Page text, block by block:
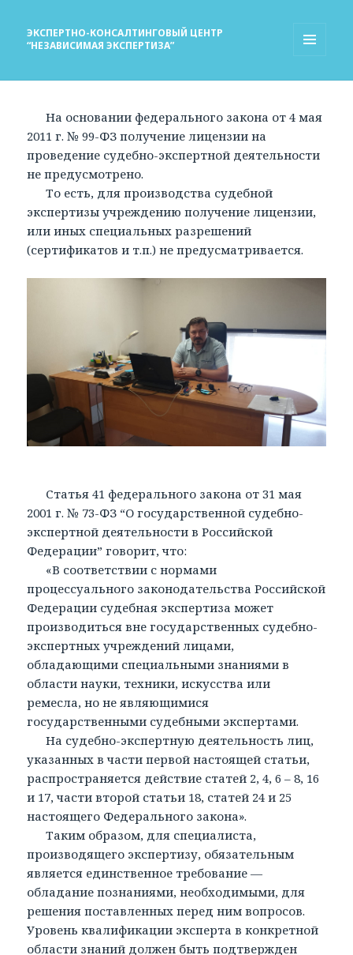
ЭКСПЕРТНО-КОНСАЛТИНГОВЫЙ ЦЕНТР
“НЕЗАВИСИМАЯ ЭКСПЕРТИЗА”
На основании федерального закона от 4 мая
2011 г. № 99-ФЗ получение лицензии на
проведение судебно-экспертной деятельности
не предусмотрено.
То есть, для производства судебной
экспертизы учреждению получение лицензии,
или иных специальных разрешений
(сертификатов и т.п.) не предусматривается.
Статья 41 федерального закона от 31 мая
2001 г. № 73-ФЗ “О государственной судебно-
экспертной деятельности в Российской
Федерации” говорит, что:
«В соответствии с нормами
процессуального законодательства Российской
Федерации судебная экспертиза может
производиться вне государственных судебно-
экспертных учреждений лицами,
обладающими специальными знаниями в
области науки, техники, искусства или
ремесла, но не являющимися
государственными судебными экспертами.
На судебно-экспертную деятельность лиц,
указанных в части первой настоящей статьи,
распространяется действие статей 2, 4, 6 – 8, 16
и 17, части второй статьи 18, статей 24 и 25
настоящего Федерального закона».
Таким образом, для специалиста,
производящего экспертизу, обязательным
является единственное требование —
обладание познаниями, необходимыми, для
решения поставленных перед ним вопросов.
Уровень квалификации эксперта в конкретной
области знаний должен быть подтвержден